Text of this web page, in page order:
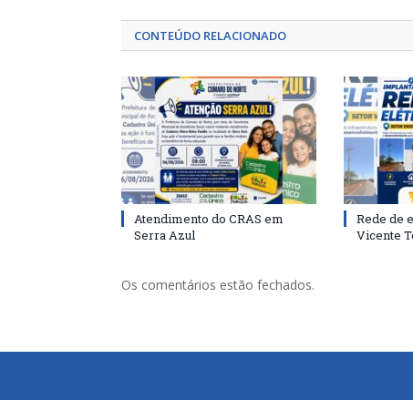
CONTEÚDO RELACIONADO
Atendimento do CRAS em
Serra Azul
Rede de
Vicente
Os comentários estão fechados.